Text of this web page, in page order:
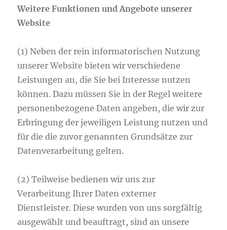
Weitere Funktionen und Angebote unserer
Website
(1) Neben der rein informatorischen Nutzung
unserer Website bieten wir verschiedene
Leistungen an, die Sie bei Interesse nutzen
können. Dazu müssen Sie in der Regel weitere
personenbezogene Daten angeben, die wir zur
Erbringung der jeweiligen Leistung nutzen und
für die die zuvor genannten Grundsätze zur
Datenverarbeitung gelten.
(2) Teilweise bedienen wir uns zur
Verarbeitung Ihrer Daten externer
Dienstleister. Diese wurden von uns sorgfältig
ausgewählt und beauftragt, sind an unsere